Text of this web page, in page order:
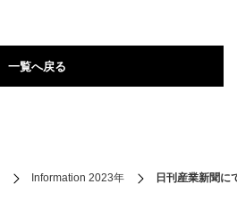
一覧へ戻る
Information 2023年 日刊産業新聞に